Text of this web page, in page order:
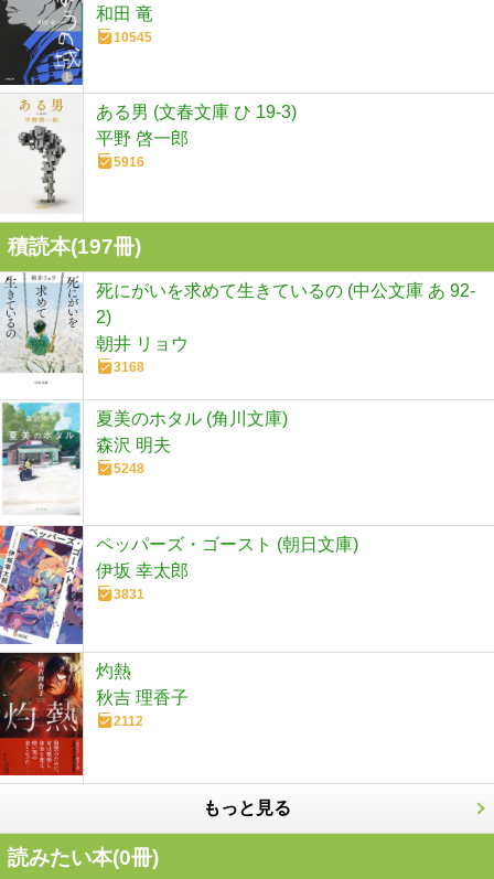
和田 竜
10545
ある男 (文春文庫 ひ 19-3)
平野 啓一郎
5916
積読本(197冊)
死にがいを求めて生きているの (中公文庫 あ 92-
2)
朝井 リョウ
3168
夏美のホタル (角川文庫)
森沢 明夫
5248
ペッパーズ・ゴースト (朝日文庫)
伊坂 幸太郎
3831
灼熱
秋吉 理香子
2112
もっと見る
読みたい本(0冊)